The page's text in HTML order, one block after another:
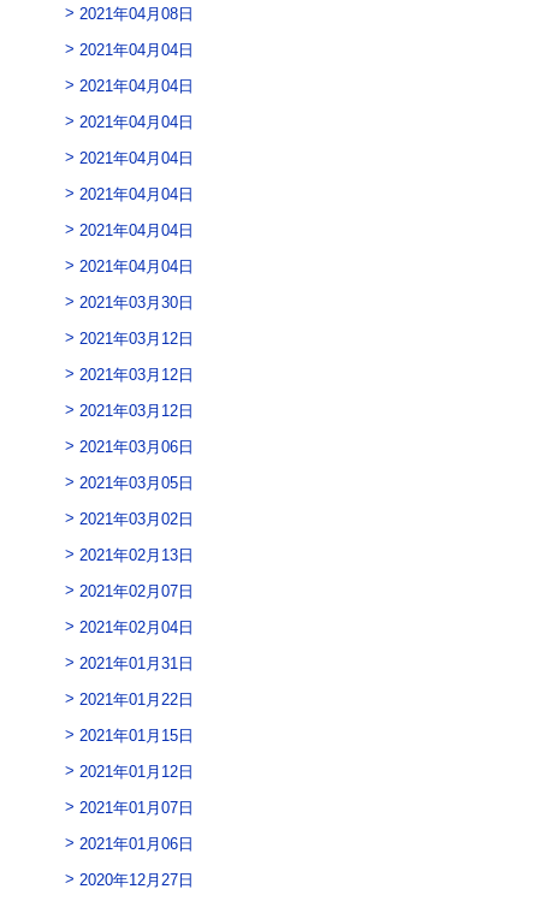
2021年04月08日
2021年04月04日
2021年04月04日
2021年04月04日
2021年04月04日
2021年04月04日
2021年04月04日
2021年04月04日
2021年03月30日
2021年03月12日
2021年03月12日
2021年03月12日
2021年03月06日
2021年03月05日
2021年03月02日
2021年02月13日
2021年02月07日
2021年02月04日
2021年01月31日
2021年01月22日
2021年01月15日
2021年01月12日
2021年01月07日
2021年01月06日
2020年12月27日